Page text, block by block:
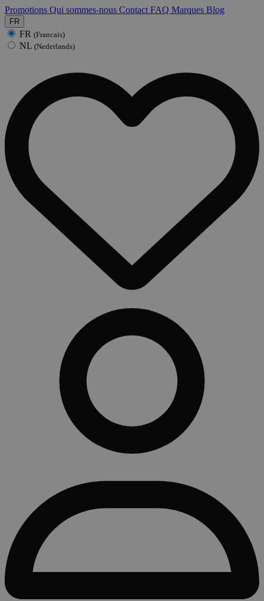
Promotions Qui sommes-nous Contact FAQ Marques Blog
FR
FR (Francais)
NL (Nederlands)